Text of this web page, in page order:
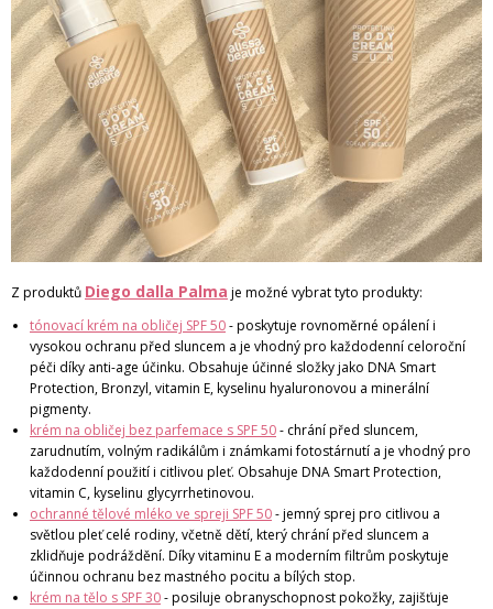
Z produktů Diego dalla Palma je možné vybrat tyto produkty:
tónovací krém na obličej SPF 50- poskytuje rovnoměrné opálení i
vysokou ochranu před sluncem a je vhodný pro každodenní celoroční
péči díky anti-age účinku. Obsahuje účinné složky jako DNA Smart
Protection, Bronzyl, vitamin E, kyselinu hyaluronovou a minerální
pigmenty.
krém na obličej bez parfemace s SPF 50- chrání před sluncem,
zarudnutím, volným radikálům i známkami fotostárnutí a je vhodný pro
každodenní použití i citlivou pleť. Obsahuje DNA Smart Protection,
vitamin C, kyselinu glycyrrhetinovou.
ochranné tělové mléko ve spreji SPF 50- jemný sprej pro citlivou a
světlou pleť celé rodiny, včetně dětí, který chrání před sluncem a
zklidňuje podráždění. Díky vitaminu E a moderním filtrům poskytuje
účinnou ochranu bez mastného pocitu a bílých stop.
krém na tělo s SPF 30- posiluje obranyschopnost pokožky, zajišťuje